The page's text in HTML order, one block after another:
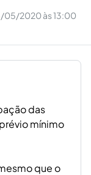
05/2020 às 13:00
das
mínimo
que o